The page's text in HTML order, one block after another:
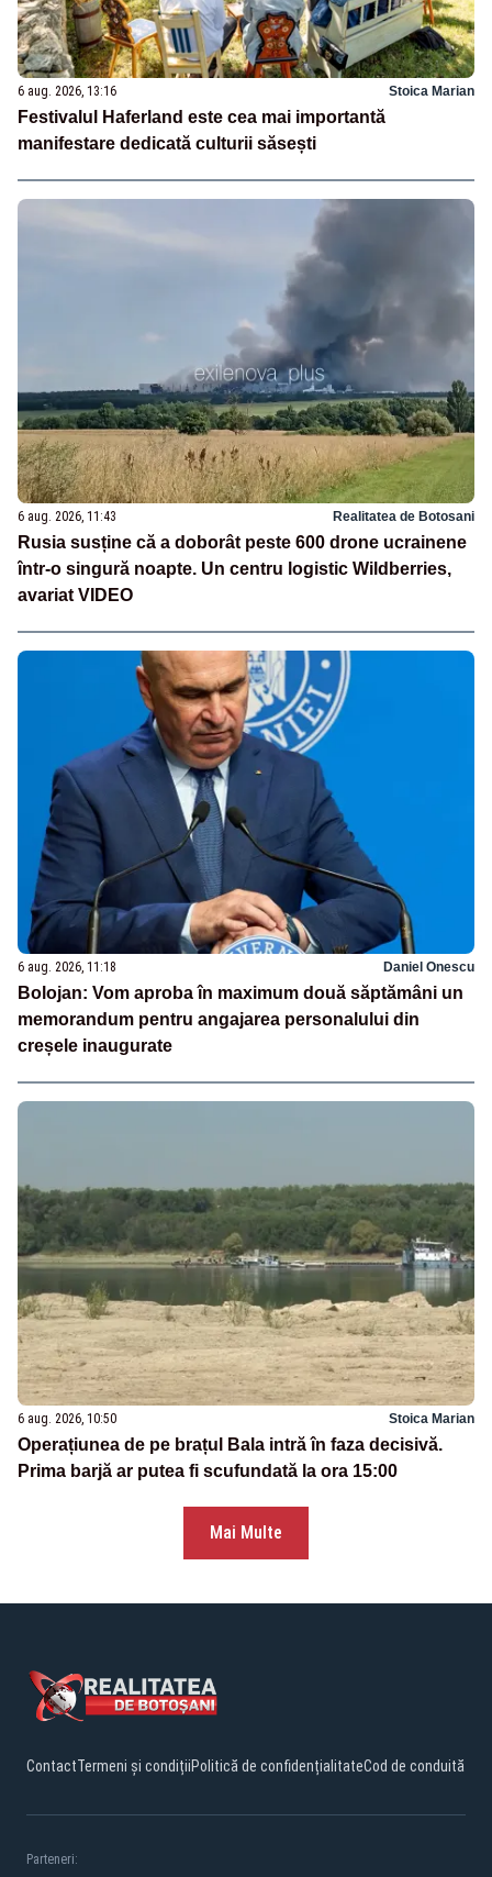
6 aug. 2026, 13:16 Stoica Marian
Festivalul Haferland este cea mai importantă
manifestare dedicată culturii săsești
6 aug. 2026, 11:43 Realitatea de Botosani
Rusia susține că a doborât peste 600 drone ucrainene
într-o singură noapte. Un centru logistic Wildberries,
avariat VIDEO
6 aug. 2026, 11:18 Daniel Onescu
Bolojan: Vom aproba în maximum două săptămâni un
memorandum pentru angajarea personalului din
creșele inaugurate
6 aug. 2026, 10:50 Stoica Marian
Operațiunea de pe brațul Bala intră în faza decisivă.
Prima barjă ar putea fi scufundată la ora 15:00
Mai Multe
ContactTermeni și condițiiPolitică de confidențialitateCod de conduită
Parteneri: